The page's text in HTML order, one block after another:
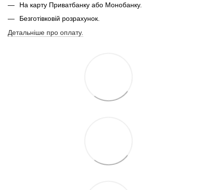
На карту Приватбанку або Монобанку.
Безготівковій розрахунок.
Детальніше про оплату.